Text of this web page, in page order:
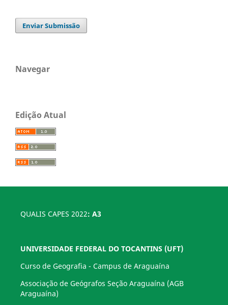
Enviar Submissão
Navegar
Edição Atual
QUALIS CAPES 2022: A3
UNIVERSIDADE FEDERAL DO TOCANTINS (UFT)
Curso de Geografia - Campus de Araguaína
Associação de Geógrafos Seção Araguaína (AGB
Araguaína)